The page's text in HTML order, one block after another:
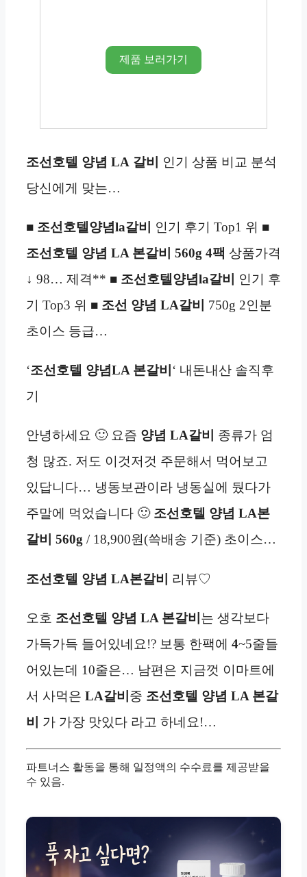
제품 보러가기
조선호텔 양념 LA 갈비
인기 상품 비교 분석
당신에게 맞는…
■ 조선호텔양념la갈비
인기 후기 Top1 위 ■
조선호텔 양념 LA 본갈비 560g 4팩 상품가격
↓ 98… 제격** ■ 조선호텔양념la갈비
인기 후
기 Top3 위 ■ 조선 양념 LA갈비
750g 2인분
초이스 등급…
‘조선호텔 양념LA 본갈비 ‘ 내돈내산 솔직후
기
안녕하세요 🙂 요즘 양념 LA갈비
종류가 엄
청 많죠. 저도 이것저것 주문해서 먹어보고
있답니다… 냉동보관이라 냉동실에 뒀다가
주말에 먹었습니다 🙂 조선호텔 양념 LA본
갈비 560g / 18,900원(쓱배송 기준) 초이스…
조선호텔 양념 LA본갈비 리뷰♡
오호 조선호텔 양념 LA 본갈비 는 생각보다
가득가득 들어있네요!? 보통 한팩에 4~5줄들
어있는데 10줄은… 남편은 지금껏 이마트에
서 사먹은 LA갈비 중 조선호텔 양념 LA 본갈
비
가 가장 맛있다 라고 하네요!…
파트너스 활동을 통해 일정액의 수수료를 제공받을
수 있음.